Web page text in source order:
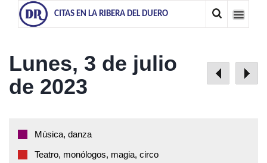
CITAS EN LA RIBERA DEL DUERO
Lunes, 3 de julio
de 2023
Música, danza
Teatro, monólogos, magia, circo